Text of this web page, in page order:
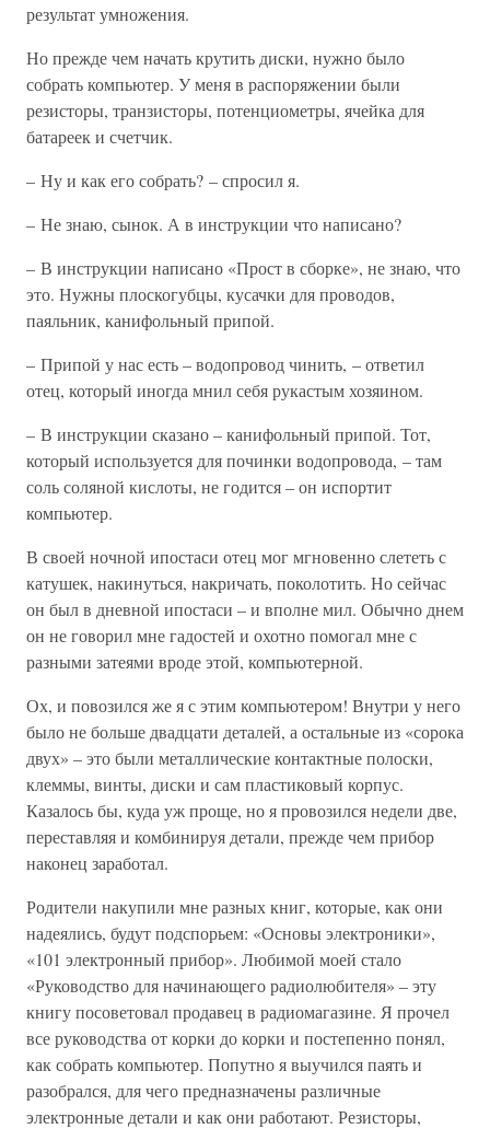
результат умножения.
Но прежде чем начать крутить диски, нужно было
собрать компьютер. У меня в распоряжении были
резисторы, транзисторы, потенциометры, ячейка для
батареек и счетчик.
– Ну и как его собрать? – спросил я.
– Не знаю, сынок. А в инструкции что написано?
– В инструкции написано «Прост в сборке», не знаю, что
это. Нужны плоскогубцы, кусачки для проводов,
паяльник, канифольный припой.
– Припой у нас есть – водопровод чинить, – ответил
отец, который иногда мнил себя рукастым хозяином.
– В инструкции сказано – канифольный припой. Тот,
который используется для починки водопровода, – там
соль соляной кислоты, не годится – он испортит
компьютер.
В своей ночной ипостаси отец мог мгновенно слететь с
катушек, накинуться, накричать, поколотить. Но сейчас
он был в дневной ипостаси – и вполне мил. Обычно днем
он не говорил мне гадостей и охотно помогал мне с
разными затеями вроде этой, компьютерной.
Ох, и повозился же я с этим компьютером! Внутри у него
было не больше двадцати деталей, а остальные из «сорока
двух» – это были металлические контактные полоски,
клеммы, винты, диски и сам пластиковый корпус.
Казалось бы, куда уж проще, но я провозился недели две,
переставляя и комбинируя детали, прежде чем прибор
наконец заработал.
Родители накупили мне разных книг, которые, как они
надеялись, будут подспорьем: «Основы электроники»,
«101 электронный прибор». Любимой моей стало
«Руководство для начинающего радиолюбителя» – эту
книгу посоветовал продавец в радиомагазине. Я прочел
все руководства от корки до корки и постепенно понял,
как собрать компьютер. Попутно я выучился паять и
разобрался, для чего предназначены различные
электронные детали и как они работают. Резисторы,